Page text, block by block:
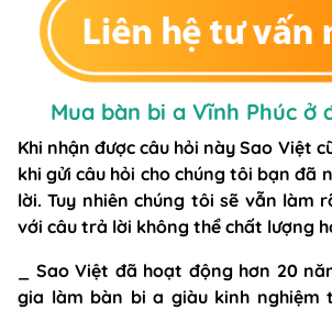
Mua bàn bi a Vĩnh Phúc ở
Khi nhận được câu hỏi này Sao Việt
khi gửi câu hỏi cho chúng tôi bạn đã
lời. Tuy nhiên chúng tôi sẽ vẫn làm
với câu trả lời không thể chất lượng
_ Sao Việt đã hoạt động hơn 20
gia làm bàn bi a giàu kinh nghiệm